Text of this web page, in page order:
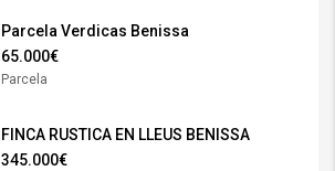
Parcela Verdicas Benissa
65.000€
Parcela
FINCA RUSTICA EN LLEUS BENISSA
345.000€